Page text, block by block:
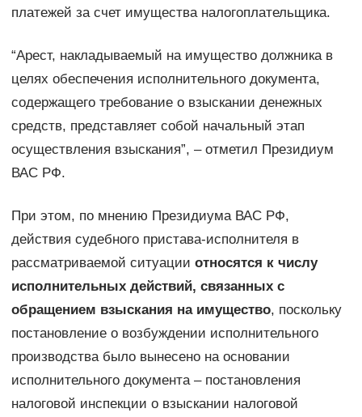
платежей за счет имущества налогоплательщика.
“Арест, накладываемый на имущество должника в
целях обеспечения исполнительного документа,
содержащего требование о взыскании денежных
средств, представляет собой начальный этап
осуществления взыскания”, – отметил Президиум
ВАС РФ.
При этом, по мнению Президиума ВАС РФ,
действия судебного пристава-исполнителя в
рассматриваемой ситуации относятся к числу
исполнительных действий, связанных с
обращением взыскания на имущество, поскольку
постановление о возбуждении исполнительного
производства было вынесено на основании
исполнительного документа – постановления
налоговой инспекции о взыскании налоговой